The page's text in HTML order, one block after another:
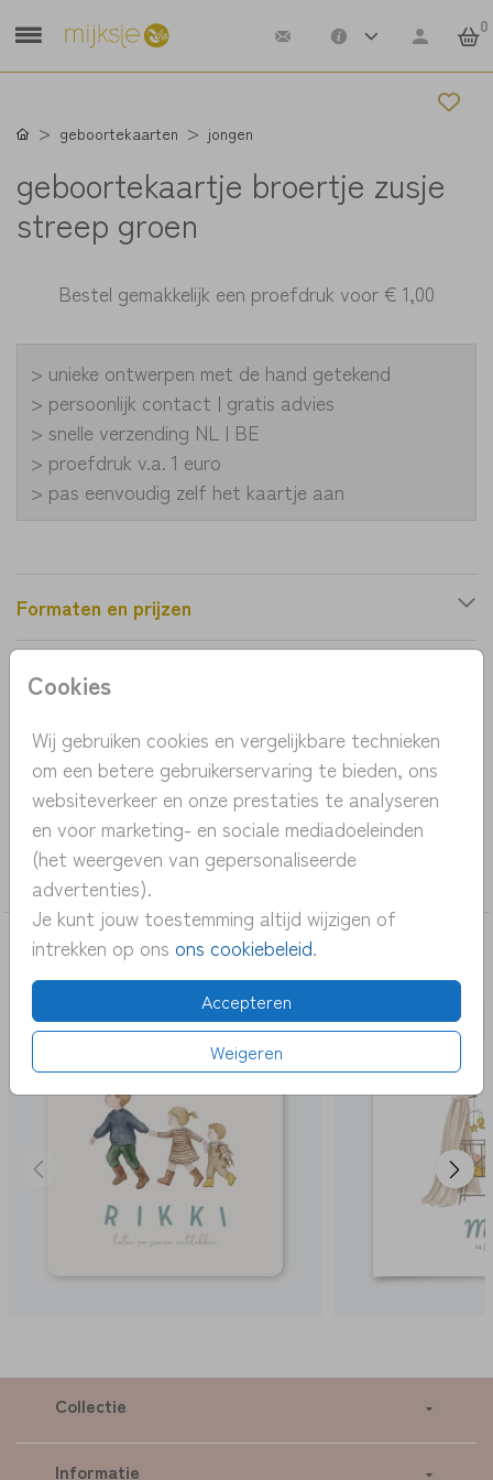
0
Cookies
Wij gebruiken cookies en vergelijkbare technieken
om een betere gebruikerservaring te bieden, ons
websiteverkeer en onze prestaties te analyseren
en voor marketing- en sociale mediadoeleinden
(het weergeven van gepersonaliseerde
advertenties).
Je kunt jouw toestemming altijd wijzigen of
intrekken op ons ons cookiebeleid.
Accepteren
Weigeren
geboortekaarten jongen
geboortekaartje broertje zusje
streep groen
Bestel gemakkelijk een proefdruk voor€ 1,00
> unieke ontwerpen met de hand getekend
> persoonlijk contact | gratis advies
> snelle verzending NL | BE
> proefdruk v.a. 1 euro
> pas eenvoudig zelf het kaartje aan
Formaten en prijzen
Productinformatie
OMSCHRIJVING
geboortekaartje broertje zusje streep groen
COLLECTIE
jongen
DEZE KAARTEN VIND JE MISSCHIEN OOK
LEUK
Collectie
Informatie